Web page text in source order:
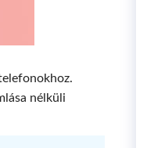
nélküli